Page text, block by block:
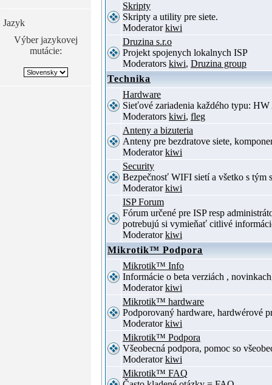
Jazyk
Výber jazykovej
mutácie:
Skripty
Skripty a utility pre siete.
Moderatorkiwi
Druzina s.r.o
Projekt spojenych lokalnych ISP
Moderators kiwi, Druzina group
Technika
Hardware
Sieťové zariadenia každého typu:
Moderators kiwi, fleg
Anteny a bizuteria
Anteny pre bezdratove siete,
Moderatorkiwi
Security
Bezpečnosť WIFI sietí a všetko s tým
Moderatorkiwi
ISP Forum
Fórum určené pre ISP resp
potrebujú si vymieňať citlivé
Moderatorkiwi
Mikrotik™ Podpora
Mikrotik™ Info
Informácie o beta verziách ,
Moderatorkiwi
Mikrotik™ hardware
Podporovaný hardware, hardwérové
Moderatorkiwi
Mikrotik™ Podpora
Všeobecná podpora, pomoc so
Moderatorkiwi
Mikrotik™ FAQ